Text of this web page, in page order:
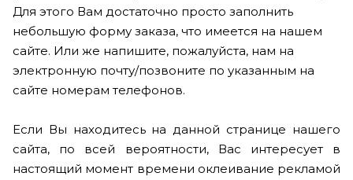
Для этого Вам достаточно просто заполнить
небольшую форму заказа, что имеется на нашем
сайте. Или же напишите, пожалуйста, нам на
электронную почту/позвоните по указанным на
сайте номерам телефонов.
Если Вы находитесь на данной странице нашего
сайта, по всей вероятности, Вас интересует в
настоящий момент времени оклеивание рекламой